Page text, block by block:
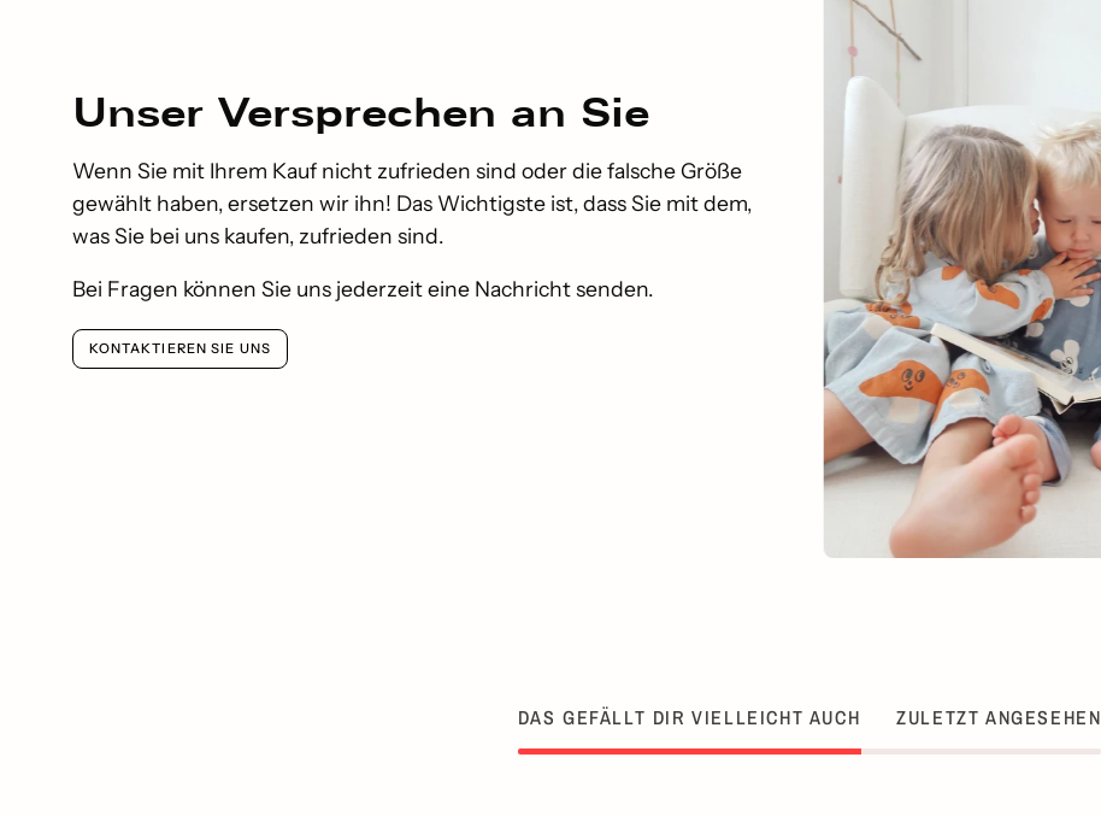
Unser Versprechen an Sie
Wenn Sie mit Ihrem Kauf nicht zufrieden sind oder die falsche Größe
gewählt haben, ersetzen wir ihn! Das Wichtigste ist, dass Sie mit dem,
was Sie bei uns kaufen, zufrieden sind.
Bei Fragen können Sie uns jederzeit eine Nachricht senden.
KONTAKTIEREN SIE UNS
DAS GEFÄLLT DIR VIELLEICHT AUCH ZULETZT ANGESEHEN